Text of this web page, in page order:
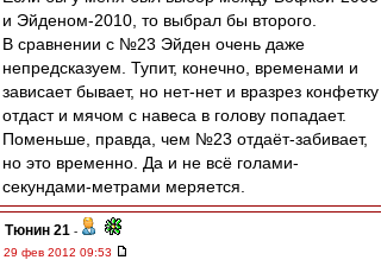
и Эйденом-2010, то выбрал бы второго.
В сравнении с №23 Эйден очень даже
непредсказуем. Тупит, конечно, временами и
зависает бывает, но нет-нет и вразрез конфетку
отдаст и мячом с навеса в голову попадает.
Поменьше, правда, чем №23 отдаёт-забивает,
но это временно. Да и не всё голами-
секундами-метрами меряется.
Тюнин 21 -
29 фев 2012 09:53